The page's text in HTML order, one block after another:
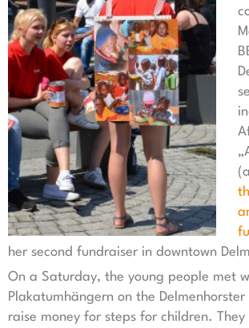
her second fundraiser in downtown
On a Saturday, the young people met
Plakatumhängern on the
raise money for steps for children.